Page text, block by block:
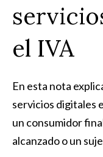
el IVA
En esta nota
servicios digitales
un consumidor
alcanzado o un